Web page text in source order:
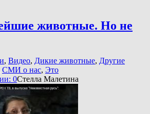
животные. Но не
, Видео, Дикие животные, Другие
СМИ о нас, Это
0Стелла Малетина